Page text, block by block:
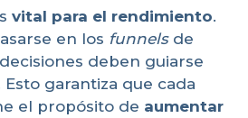
vital para el rendimiento.
en los funnelsde
deben guiarse
Esto garantiza que cada
el propósito de aumentar